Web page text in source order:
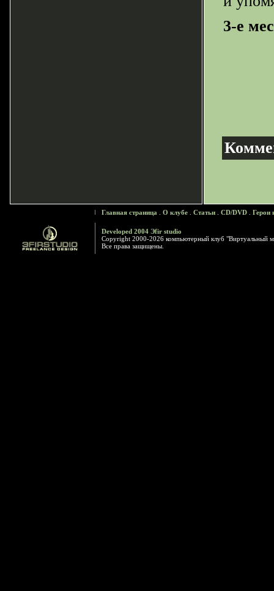
3-е
Главная страница О клубе Статьи CD/DVD Герои
Developed 2004 Эfir studio
Copyright 2000-2026 компьютерный клуб "Виртуальный
Все права защищены.